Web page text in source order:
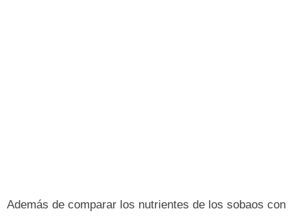
Además de comparar los nutrientes de los sobaos con